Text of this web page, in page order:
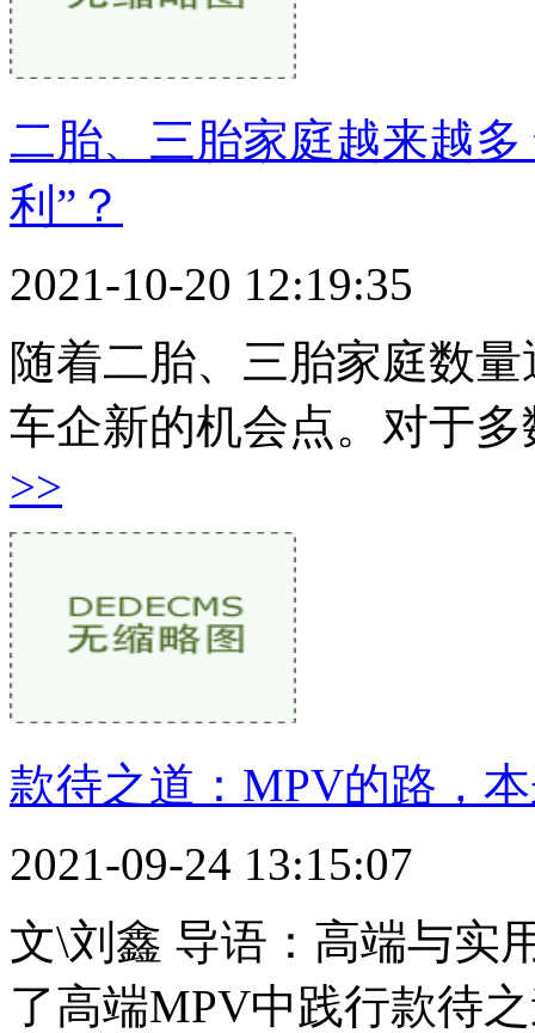
二胎、三胎家庭越来越
利”？
2021-10-20 12:19:35
随着二胎、三胎家庭数
车企新的机会点。对于
>>
款待之道：MPV的路，
2021-09-24 13:15:07
文\刘鑫 导语：高端与实
了高端MPV中践行款待